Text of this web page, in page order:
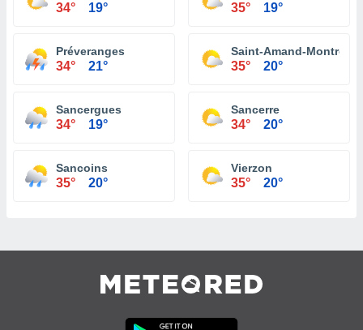
34° 19° 35° 19°
Préveranges
34° 21°
Saint-Amand-Montrond
35° 20°
Sancergues
34° 19°
Sancerre
34° 20°
Sancoins
35° 20°
Vierzon
35° 20°